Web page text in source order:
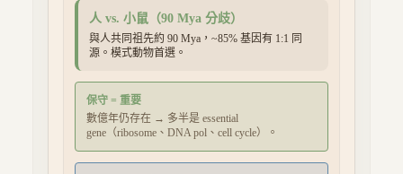
人 vs. 小鼠 （90 Mya 分歧）
與人共同祖先約 90 Mya，~85% 基因有 1:1 同
源。模式動物首選。
保守 = 重要
數億年仍存在 → 多半是 essential
gene（ribosome、DNA pol、cell cycle）。